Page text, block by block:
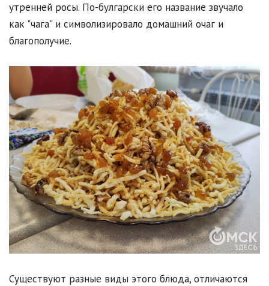
утренней росы. По-булгарски его название звучало
как "чага" и символизировало домашний очаг и
благополучие.
Существуют разные виды этого блюда, отличаются